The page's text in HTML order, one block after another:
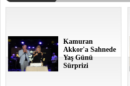
Kamuran
Akkor'a Sahnede
Yaş Günü
Sürprizi